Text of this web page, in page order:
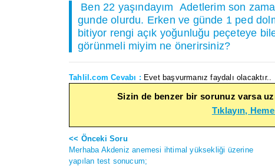
Ben 22 yaşındayım Adetlerim son
gunde olurdu. Erken ve günde 1 ped
bitiyor rengi açık yoğunluğu peçeteye
görünmeli miyim ne önerirsiniz?
Tahlil.com Cevabı : Evet başvurmanız faydalı olacaktır..
Sizin de benzer bir sorunuz varsa
Tıklayın,
<< Önceki Soru
Merhaba Akdeniz anemesi ihtimal yüksekliği üzerine
yapılan test sonucum;